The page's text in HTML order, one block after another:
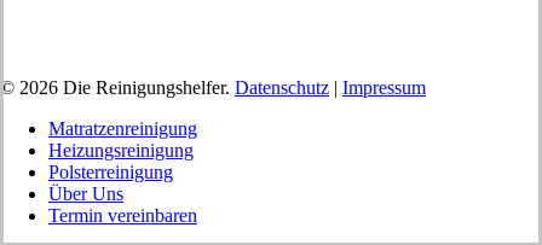
© 2026 Die Reinigungshelfer. Datenschutz | Impressum
Close
Menu
Matratzenreinigung
Heizungsreinigung
Polsterreinigung
Über Uns
Termin vereinbaren